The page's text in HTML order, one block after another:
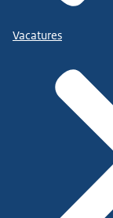
Vacatures